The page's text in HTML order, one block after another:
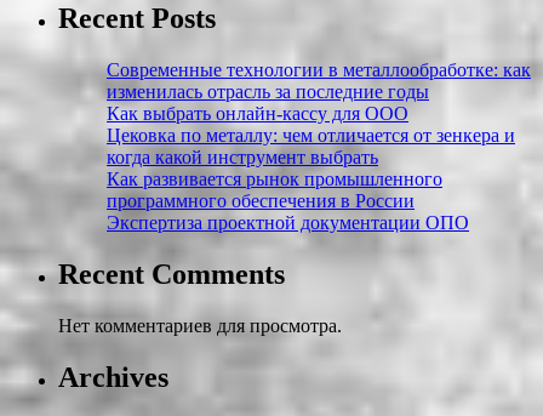
Recent Posts
Современные технологии в металлообработке: как
изменилась отрасль за последние годы
Как выбрать онлайн-кассу для ООО
Цековка по металлу: чем отличается от зенкера и
когда какой инструмент выбрать
Как развивается рынок промышленного
программного обеспечения в России
Экспертиза проектной документации ОПО
Recent Comments
Нет комментариев для просмотра.
Archives